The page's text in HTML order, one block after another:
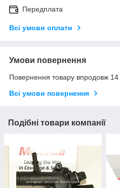
Передплата
Всі умови оплати
Умови повернення
Повернення товару впродовж 14
Всі умови повернення
Подібні товари компанії